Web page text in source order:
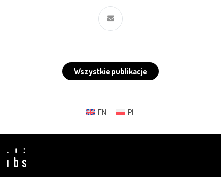
Wszystkie publikacje
EN PL